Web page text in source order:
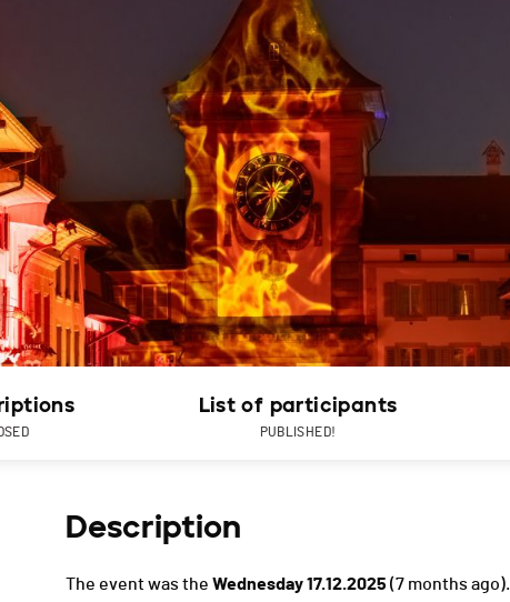
List of participants
PUBLISHED!
Description
The event was the Wednesday 17.12.2025 (7 months ago).